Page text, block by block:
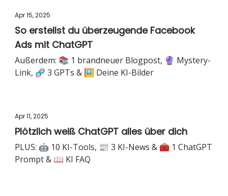
Apr 15, 2025
So erstellst du überzeugende Facebook
Ads mit ChatGPT
Außerdem: 📚 1 brandneuer Blogpost, 🔮 Mystery-
Link, 🧬 3 GPTs & 🖼️ Deine KI-Bilder
Apr 11, 2025
Plötzlich weiß ChatGPT alles über dich
PLUS: 🤖 10 KI-Tools, 📰 3 KI-News & 🧰 1 ChatGPT
Prompt & 📖 KI FAQ